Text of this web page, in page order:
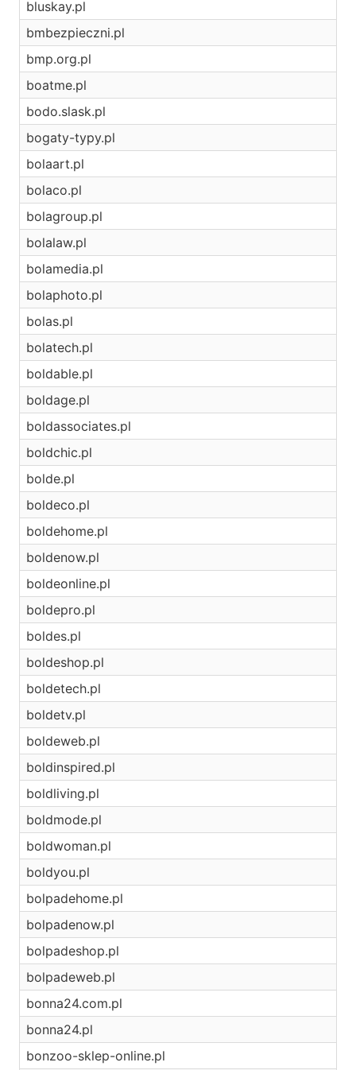
bluskay.pl
bmbezpieczni.pl
bmp.org.pl
boatme.pl
bodo.slask.pl
bogaty-typy.pl
bolaart.pl
bolaco.pl
bolagroup.pl
bolalaw.pl
bolamedia.pl
bolaphoto.pl
bolas.pl
bolatech.pl
boldable.pl
boldage.pl
boldassociates.pl
boldchic.pl
bolde.pl
boldeco.pl
boldehome.pl
boldenow.pl
boldeonline.pl
boldepro.pl
boldes.pl
boldeshop.pl
boldetech.pl
boldetv.pl
boldeweb.pl
boldinspired.pl
boldliving.pl
boldmode.pl
boldwoman.pl
boldyou.pl
bolpadehome.pl
bolpadenow.pl
bolpadeshop.pl
bolpadeweb.pl
bonna24.com.pl
bonna24.pl
bonzoo-sklep-online.pl